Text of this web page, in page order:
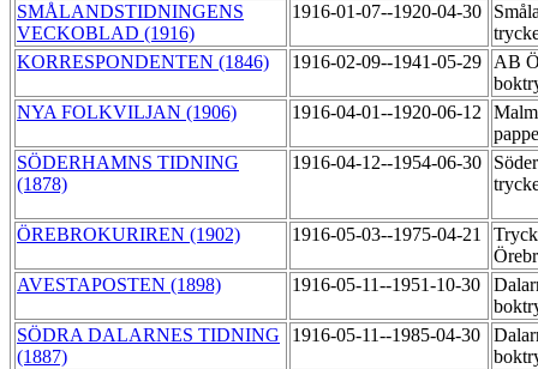
SMÅLANDSTIDNINGENS
VECKOBLAD (1916)
1916-01-07--1920-04-30
KORRESPONDENTEN (1846)
1916-02-09--1941-05-29
AB
NYA FOLKVILJAN (1906)
1916-04-01--1920-06-12
SÖDERHAMNS TIDNING
(1878)
1916-04-12--1954-06-30
ÖREBROKURIREN (1902) 1916-05-03--1975-04-21
AVESTAPOSTEN (1898)
1916-05-11--1951-10-30
SÖDRA DALARNES TIDNING
(1887)
1916-05-11--1985-04-30